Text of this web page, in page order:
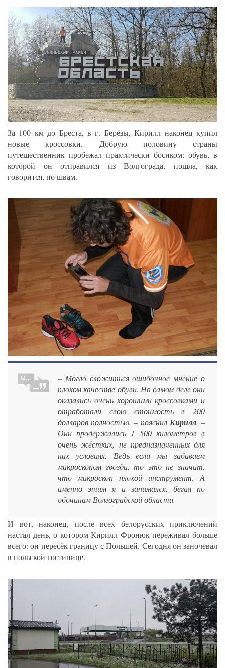
За 100 км до Бреста, в г. Берёзы, Кирилл наконец купил
новые кроссовки. Добрую половину страны
путешественник пробежал практически босиком: обувь, в
которой он отправился из Волгограда, пошла, как
говорится, по швам.
– Могло сложиться ошибочное мнение о
плохом качестве обуви. На самом деле они
оказались очень хорошими кроссовками и
отработали свою стоимость в 200
долларов полностью, – пояснил Кирилл. –
Они продержались 1 500 километров в
очень жёстких, не предназначенных для
них условиях. Ведь если мы забиваем
микроскопом гвозди, то это не значит,
что микроскоп плохой инструмент. А
именно этим я и занимался, бегая по
обочинам Волгоградской области.
И вот, наконец, после всех белорусских приключений
настал день, о котором Кирилл Фронюк переживал больше
всего: он пересёк границу с Польшей. Сегодня он заночевал
в польской гостинице.